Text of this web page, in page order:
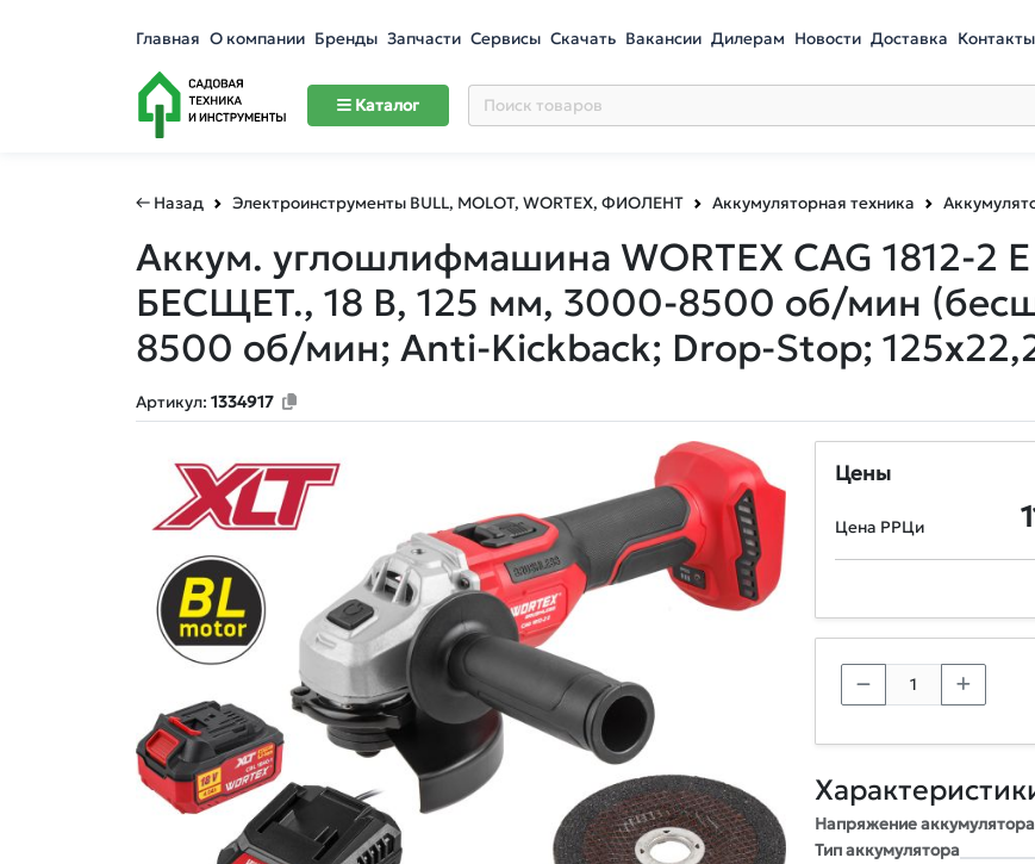
Главная О компании Бренды Запчасти Сервисы Скачать Вакансии Дилерам Новости Доставка Контакты
Каталог
← Назад Электроинструменты BULL, MOLOT, WORTEX, ФИОЛЕНТ Аккумуляторная техника
Аккум. углошлифмашина WORTEX CAG 1812-2 E
БЕСЩЕТ., 18 В, 125 мм, 3000-8500 об/мин
8500 об/мин; Anti-Kickback; Drop-Stop;
Артикул: 1334917
Цены
Цена РРЦи
Напряжение
Тип аккумулятора